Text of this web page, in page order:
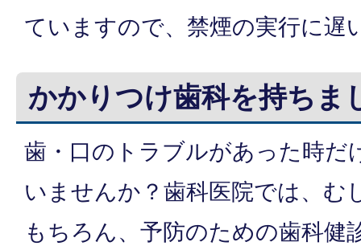
ていますので、禁煙の実行に遅
かかりつけ歯科を持ちま
歯・口のトラブルがあった時だ
いませんか？歯科医院では、む
もちろん、予防のための歯科健